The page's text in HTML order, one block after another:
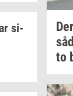
si­
to